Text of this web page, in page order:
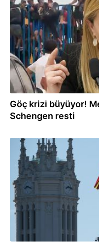
Göç krizi büyüyor!
Schengen resti
31.07.2026